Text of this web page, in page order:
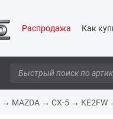
Распродажа Как
→ MAZDA → CX-5 → KE2FW